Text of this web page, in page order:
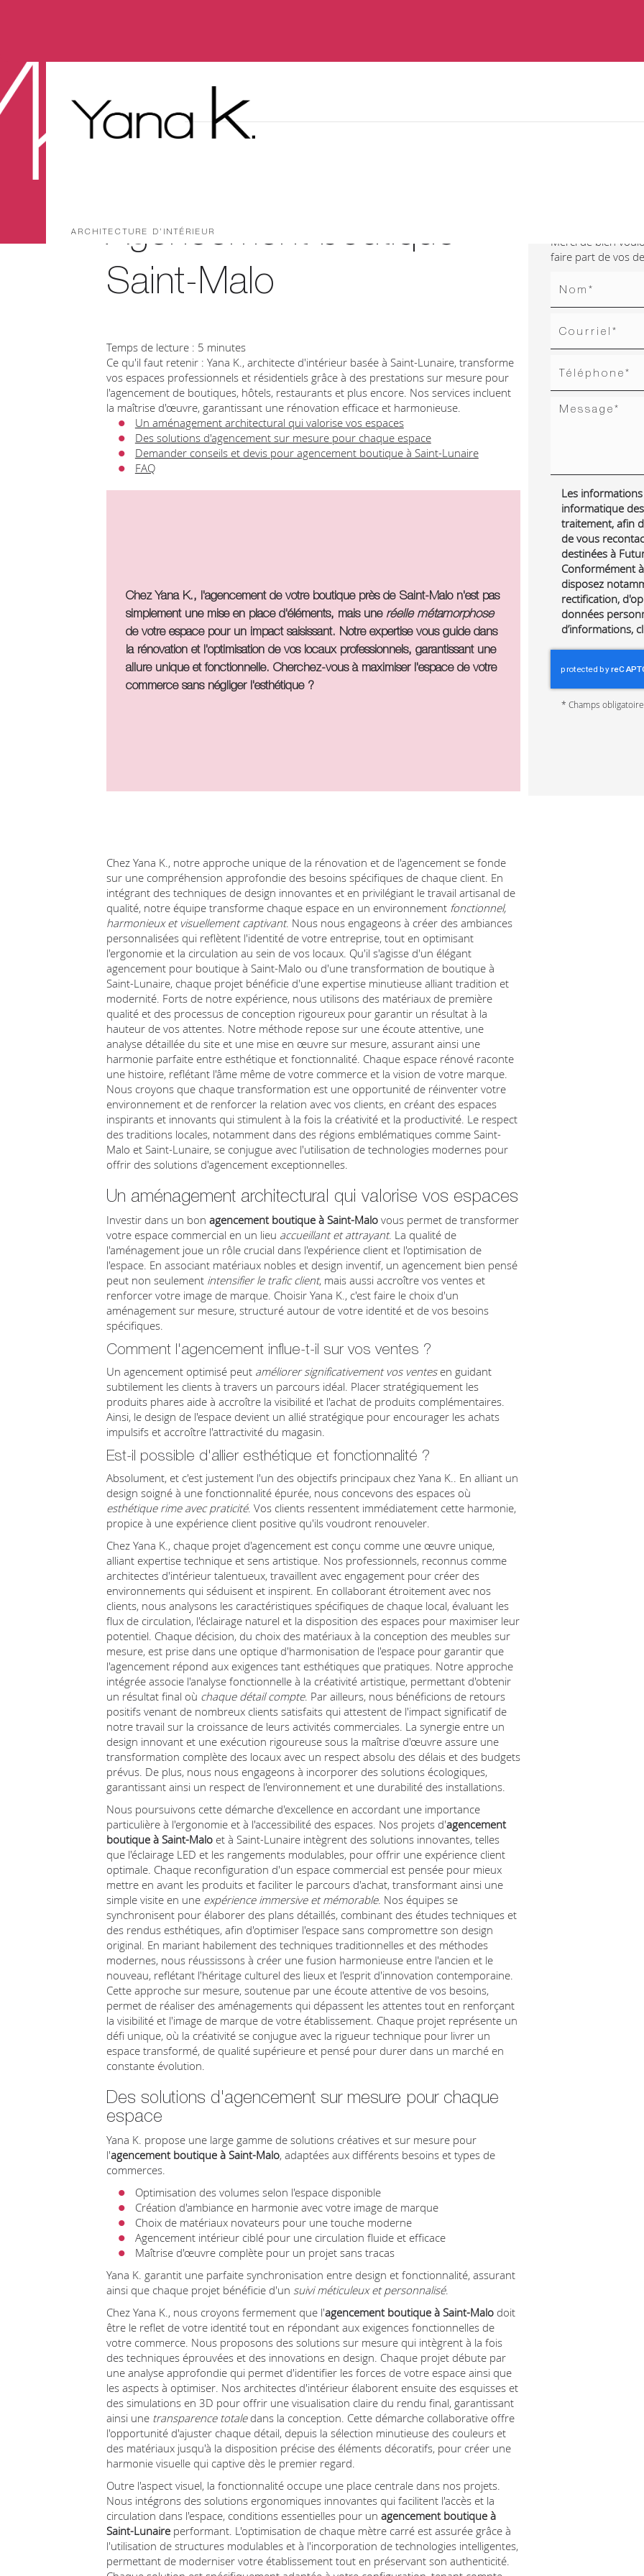
ARCHITECTURE D’INTÉRIEUR
Agencement boutique
Saint-Malo
Temps de lecture : 5 minutes
Ce qu'il faut retenir : Yana K., architecte d'intérieur basée à Saint-Lunaire, transforme
vos espaces professionnels et résidentiels grâce à des prestations sur mesure pour
l'agencement de boutiques, hôtels, restaurants et plus encore. Nos services incluent
la maîtrise d'œuvre, garantissant une rénovation efficace et harmonieuse.
Un aménagement architectural qui valorise vos espaces
Des solutions d'agencement sur mesure pour chaque espace
Demander conseils et devis pour agencement boutique à Saint-Lunaire
FAQ
Chez Yana K., l'agencement de votre boutique près de Saint-Malo n'est pas
simplement une mise en place d'éléments, mais une réelle métamorphose
de votre espace pour un impact saisissant. Notre expertise vous guide dans
la rénovation et l'optimisation de vos locaux professionnels, garantissant une
allure unique et fonctionnelle. Cherchez-vous à maximiser l'espace de votre
commerce sans négliger l'esthétique ?
Chez Yana K., notre approche unique de la rénovation et de l'agencement se fonde
sur une compréhension approfondie des besoins spécifiques de chaque client. En
intégrant des techniques de design innovantes et en privilégiant le travail artisanal de
qualité, notre équipe transforme chaque espace en un environnement fonctionnel,
harmonieux et visuellement captivant. Nous nous engageons à créer des ambiances
personnalisées qui reflètent l'identité de votre entreprise, tout en optimisant
l'ergonomie et la circulation au sein de vos locaux. Qu'il s'agisse d'un élégant
agencement pour boutique à Saint-Malo ou d'une transformation de boutique à
Saint-Lunaire, chaque projet bénéficie d'une expertise minutieuse alliant tradition et
modernité. Forts de notre expérience, nous utilisons des matériaux de première
qualité et des processus de conception rigoureux pour garantir un résultat à la
hauteur de vos attentes. Notre méthode repose sur une écoute attentive, une
analyse détaillée du site et une mise en œuvre sur mesure, assurant ainsi une
harmonie parfaite entre esthétique et fonctionnalité. Chaque espace rénové raconte
une histoire, reflétant l'âme même de votre commerce et la vision de votre marque.
Nous croyons que chaque transformation est une opportunité de réinventer votre
environnement et de renforcer la relation avec vos clients, en créant des espaces
inspirants et innovants qui stimulent à la fois la créativité et la productivité. Le respect
des traditions locales, notamment dans des régions emblématiques comme Saint-
Malo et Saint-Lunaire, se conjugue avec l'utilisation de technologies modernes pour
offrir des solutions d'agencement exceptionnelles.
Un aménagement architectural qui valorise vos espaces
Investir dans un bon agencement boutique à Saint-Malovous permet de transformer
votre espace commercial en un lieu accueillant et attrayant. La qualité de
l'aménagement joue un rôle crucial dans l'expérience client et l'optimisation de
l'espace. En associant matériaux nobles et design inventif, un agencement bien pensé
peut non seulement intensifier le trafic client, mais aussi accroître vos ventes et
renforcer votre image de marque. Choisir Yana K., c'est faire le choix d'un
aménagement sur mesure, structuré autour de votre identité et de vos besoins
spécifiques.
Comment l'agencement influe-t-il sur vos ventes ?
Un agencement optimisé peut améliorer significativement vos ventesen guidant
subtilement les clients à travers un parcours idéal. Placer stratégiquement les
produits phares aide à accroître la visibilité et l'achat de produits complémentaires.
Ainsi, le design de l'espace devient un allié stratégique pour encourager les achats
impulsifs et accroître l'attractivité du magasin.
Est-il possible d'allier esthétique et fonctionnalité ?
Absolument, et c'est justement l'un des objectifs principaux chez Yana K.. En alliant un
design soigné à une fonctionnalité épurée, nous concevons des espaces où
esthétique rime avec praticité. Vos clients ressentent immédiatement cette harmonie,
propice à une expérience client positive qu'ils voudront renouveler.
Chez Yana K., chaque projet d'agencement est conçu comme une œuvre unique,
alliant expertise technique et sens artistique. Nos professionnels, reconnus comme
architectes d'intérieur talentueux, travaillent avec engagement pour créer des
environnements qui séduisent et inspirent. En collaborant étroitement avec nos
clients, nous analysons les caractéristiques spécifiques de chaque local, évaluant les
flux de circulation, l'éclairage naturel et la disposition des espaces pour maximiser leur
potentiel. Chaque décision, du choix des matériaux à la conception des meubles sur
mesure, est prise dans une optique d'harmonisation de l'espace pour garantir que
l'agencement répond aux exigences tant esthétiques que pratiques. Notre approche
intégrée associe l'analyse fonctionnelle à la créativité artistique, permettant d'obtenir
un résultat final où chaque détail compte. Par ailleurs, nous bénéficions de retours
positifs venant de nombreux clients satisfaits qui attestent de l'impact significatif de
notre travail sur la croissance de leurs activités commerciales. La synergie entre un
design innovant et une exécution rigoureuse sous la maîtrise d'œuvre assure une
transformation complète des locaux avec un respect absolu des délais et des budgets
prévus. De plus, nous nous engageons à incorporer des solutions écologiques,
garantissant ainsi un respect de l'environnement et une durabilité des installations.
Nous poursuivons cette démarche d'excellence en accordant une importance
particulière à l'ergonomie et à l'accessibilité des espaces. Nos projets d'agencement
boutique à Saint-Maloet à Saint-Lunaire intègrent des solutions innovantes, telles
que l'éclairage LED et les rangements modulables, pour offrir une expérience client
optimale. Chaque reconfiguration d'un espace commercial est pensée pour mieux
mettre en avant les produits et faciliter le parcours d'achat, transformant ainsi une
simple visite en une expérience immersive et mémorable. Nos équipes se
synchronisent pour élaborer des plans détaillés, combinant des études techniques et
des rendus esthétiques, afin d'optimiser l'espace sans compromettre son design
original. En mariant habilement des techniques traditionnelles et des méthodes
modernes, nous réussissons à créer une fusion harmonieuse entre l'ancien et le
nouveau, reflétant l'héritage culturel des lieux et l'esprit d'innovation contemporaine.
Cette approche sur mesure, soutenue par une écoute attentive de vos besoins,
permet de réaliser des aménagements qui dépassent les attentes tout en renforçant
la visibilité et l'image de marque de votre établissement. Chaque projet représente un
défi unique, où la créativité se conjugue avec la rigueur technique pour livrer un
espace transformé, de qualité supérieure et pensé pour durer dans un marché en
constante évolution.
Des solutions d'agencement sur mesure pour chaque
espace
Yana K. propose une large gamme de solutions créatives et sur mesure pour
l'agencement boutique à Saint-Malo, adaptées aux différents besoins et types de
commerces.
Optimisation des volumes selon l'espace disponible
Création d'ambiance en harmonie avec votre image de marque
Choix de matériaux novateurs pour une touche moderne
Agencement intérieur ciblé pour une circulation fluide et efficace
Maîtrise d'œuvre complète pour un projet sans tracas
Yana K. garantit une parfaite synchronisation entre design et fonctionnalité, assurant
ainsi que chaque projet bénéficie d'un suivi méticuleux et personnalisé.
Chez Yana K., nous croyons fermement que l'agencement boutique à Saint-Malodoit
être le reflet de votre identité tout en répondant aux exigences fonctionnelles de
votre commerce. Nous proposons des solutions sur mesure qui intègrent à la fois
des techniques éprouvées et des innovations en design. Chaque projet débute par
une analyse approfondie qui permet d'identifier les forces de votre espace ainsi que
les aspects à optimiser. Nos architectes d'intérieur élaborent ensuite des esquisses et
des simulations en 3D pour offrir une visualisation claire du rendu final, garantissant
ainsi une transparence totaledans la conception. Cette démarche collaborative offre
l'opportunité d'ajuster chaque détail, depuis la sélection minutieuse des couleurs et
des matériaux jusqu'à la disposition précise des éléments décoratifs, pour créer une
harmonie visuelle qui captive dès le premier regard.
Outre l'aspect visuel, la fonctionnalité occupe une place centrale dans nos projets.
Nous intégrons des solutions ergonomiques innovantes qui facilitent l'accès et la
circulation dans l'espace, conditions essentielles pour un agencement boutique à
Saint-Lunaireperformant. L'optimisation de chaque mètre carré est assurée grâce à
l'utilisation de structures modulables et à l'incorporation de technologies intelligentes,
permettant de moderniser votre établissement tout en préservant son authenticité.
Merci de bien
faire part de vos
Les
informatique
traitement, afin
de vous
destinées à
Conformément
disposez
rectification,
données
d’informations,
*Champs